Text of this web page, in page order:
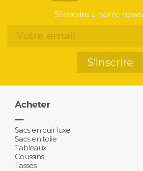
S'inscrire à notre
S'inscrire
Acheter
Sacs en cuir luxe
Sacs en toile
Tableaux
Coussins
Tasses